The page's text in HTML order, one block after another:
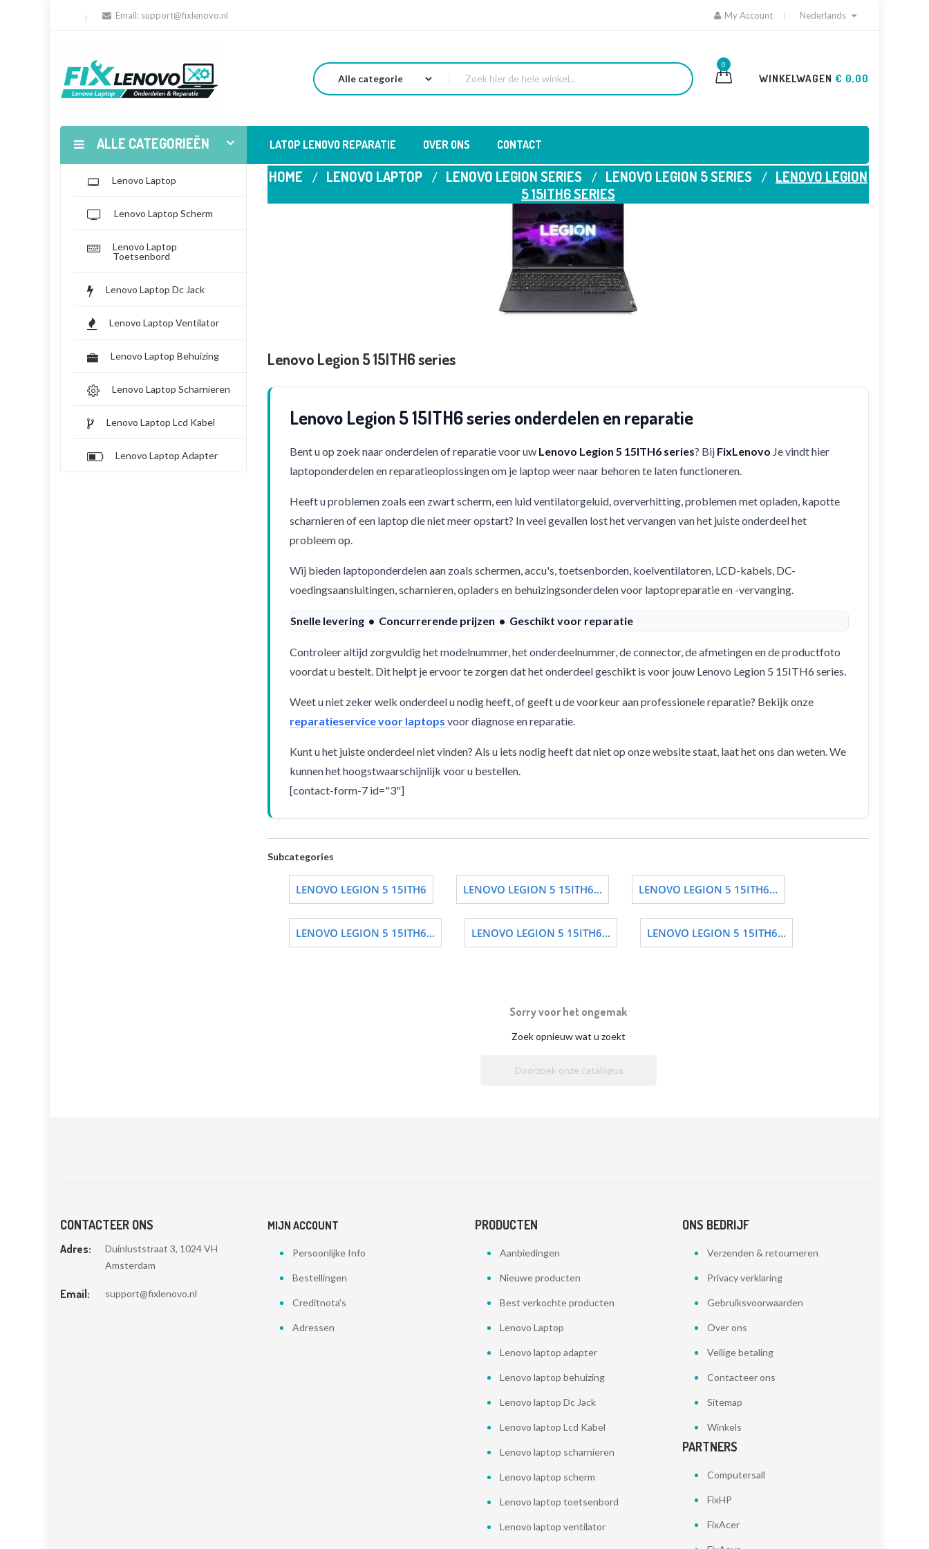
Email: support@fixlenovo.nl My Account Nederlands
0
WINKELWAGEN € 0,00
ALLE CATEGORIEËN LATOP LENOVO REPARATIE OVER ONS CONTACT
Lenovo Laptop
Lenovo Laptop Scherm
Lenovo Laptop
Toetsenbord
Lenovo Laptop Dc Jack
Lenovo Laptop Ventilator
Lenovo Laptop Behuizing
Lenovo Laptop Scharnieren
Lenovo Laptop Lcd Kabel
Lenovo Laptop Adapter
HOME LENOVO LAPTOP LENOVO LEGION SERIES LENOVO LEGION 5 SERIES
LENOVO LEGION
5 15ITH6 SERIES
Lenovo Legion 5 15ITH6 series
Lenovo Legion 5 15ITH6 series onderdelen en reparatie
Bent u op zoek naar onderdelen of reparatie voor uw Lenovo Legion 5 15ITH6 series? Bij FixLenovo Je vindt hier
laptoponderdelen en reparatieoplossingen om je laptop weer naar behoren te laten functioneren.
Heeft u problemen zoals een zwart scherm, een luid ventilatorgeluid, oververhitting, problemen met opladen, kapotte
scharnieren of een laptop die niet meer opstart? In veel gevallen lost het vervangen van het juiste onderdeel het
probleem op.
Wij bieden laptoponderdelen aan zoals schermen, accu's, toetsenborden, koelventilatoren, LCD-kabels, DC-
voedingsaansluitingen, scharnieren, opladers en behuizingsonderdelen voor laptopreparatie en -vervanging.
Snelle levering • Concurrerende prijzen • Geschikt voor reparatie
Controleer altijd zorgvuldig het modelnummer, het onderdeelnummer, de connector, de afmetingen en de productfoto
voordat u bestelt. Dit helpt je ervoor te zorgen dat het onderdeel geschikt is voor jouw Lenovo Legion 5 15ITH6 series.
Weet u niet zeker welk onderdeel u nodig heeft, of geeft u de voorkeur aan professionele reparatie? Bekijk onze
reparatieservice voor laptops voor diagnose en reparatie.
Kunt u het juiste onderdeel niet vinden? Als u iets nodig heeft dat niet op onze website staat, laat het ons dan weten. We
kunnen het hoogstwaarschijnlijk voor u bestellen.
[contact-form-7 id="3"]
Subcategories
LENOVO LEGION 5 15ITH6 LENOVO LEGION 5 15ITH6... LENOVO LEGION 5 15ITH6...
LENOVO LEGION 5 15ITH6... LENOVO LEGION 5 15ITH6... LENOVO LEGION 5 15ITH6...
Sorry voor het ongemak
Zoek opnieuw wat u zoekt
CONTACTEER ONS
Adres:
Duinluststraat 3, 1024 VH
Amsterdam
Email: support@fixlenovo.nl
MIJN ACCOUNT
Persoonlijke Info
Bestellingen
Creditnota's
Adressen
PRODUCTEN
Aanbiedingen
Nieuwe producten
Best verkochte producten
Lenovo Laptop
Lenovo laptop adapter
Lenovo laptop behuizing
Lenovo laptop Dc Jack
Lenovo laptop Lcd Kabel
Lenovo laptop scharnieren
Lenovo laptop scherm
Lenovo laptop toetsenbord
Lenovo laptop ventilator
ONS BEDRIJF
Verzenden & retourneren
Privacy verklaring
Gebruiksvoorwaarden
Over ons
Veilige betaling
Contacteer ons
Sitemap
Winkels
PARTNERS
Computersall
FixHP
FixAcer